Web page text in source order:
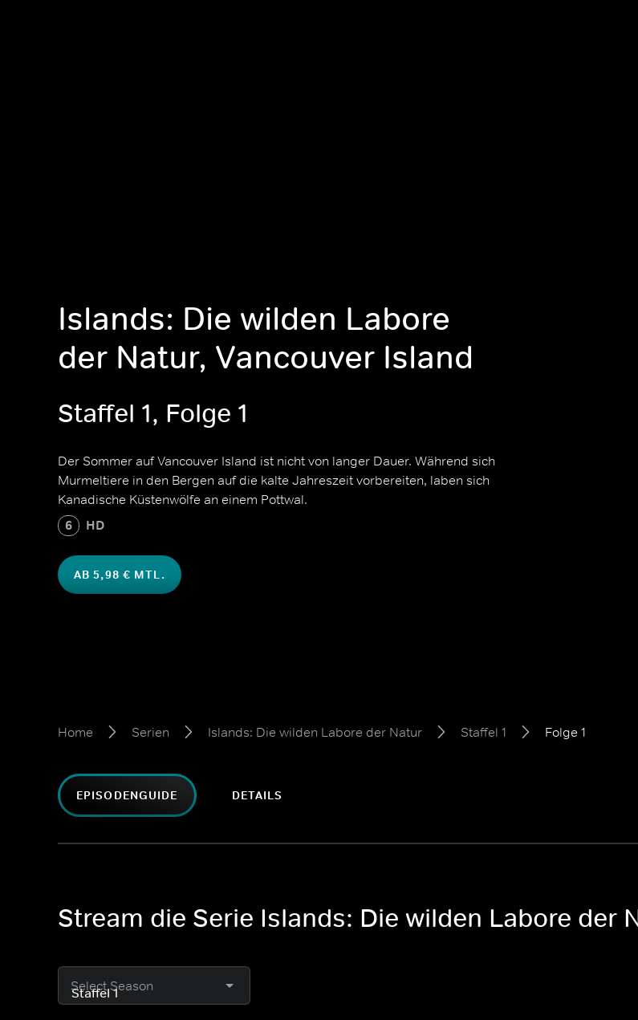
Islands: Die wilden Labore
der Natur, Vancouver Island
Staffel 1, Folge 1
Der Sommer auf Vancouver Island ist nicht von langer Dauer. Während sich
Murmeltiere in den Bergen auf die kalte Jahreszeit vorbereiten, laben sich
Kanadische Küstenwölfe an einem Pottwal.
6 HD
AB 5,98 € MTL.
Home Serien Islands: Die wilden Labore der Natur Staffel 1 Folge 1
EPISODENGUIDE DETAILS
Stream die Serie Islands: Die wilden Labore der
Select Season